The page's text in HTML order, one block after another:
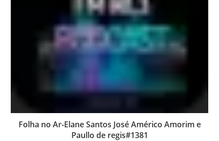
Folha no Ar-Elane Santos José Américo Amorim e
Paullo de regis#1381